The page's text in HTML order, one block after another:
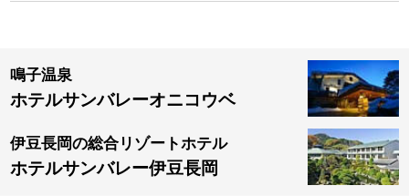
鳴子温泉
ホテルサンバレーオニコウベ
伊豆長岡の総合リゾートホテル
ホテルサンバレー伊豆長岡